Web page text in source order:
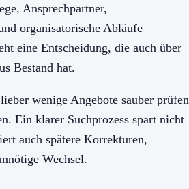
Ansprechpartner,
organisatorische Abläufe
eine Entscheidung, die auch über
Bestand hat.
wenige Angebote sauber prüfen
Ein klarer Suchprozess spart nicht
auch spätere Korrekturen,
Wechsel.